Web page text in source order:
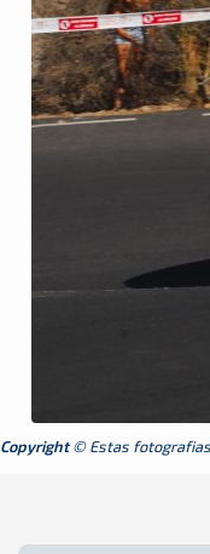
Copyright© Estas fotografias